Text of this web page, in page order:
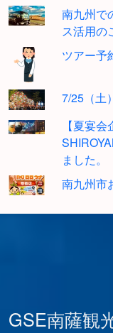
南九州で
ス活用の
ツアー予
7/25（土
【夏宴
ました。
南九州市
GSE南薩観